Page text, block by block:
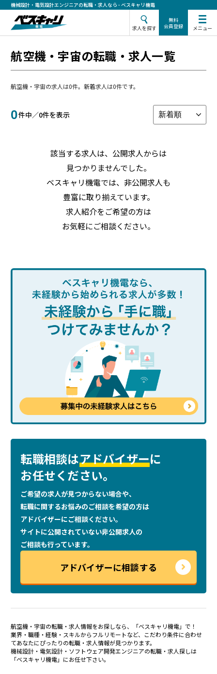
機械設計・電気設計エンジニアの転職・求人なら - ベスキャリ機電
求人を探す
無料
会員登録
メニュー
航空機・宇宙の転職・求人一覧
航空機・宇宙の求人は0件。新着求人は0件です。
0件中／0件を表示
該当する求人は、公開求人からは
見つかりませんでした。
ベスキャリ機電では、非公開求人も
豊富に取り揃えています。
求人紹介をご希望の方は
お気軽にご相談ください。
転職相談はアドバイザーに
お任せください。
ご希望の求人が見つからない場合や、
転職に関するお悩みのご相談を希望の方は
アドバイザーにご相談ください。
サイトに公開されていない非公開求人の
ご相談も行っています。
アドバイザーに相談する
航空機・宇宙の転職・求人情報をお探しなら、「ベスキャリ機電」で！
業界・職種・経験・スキルからフルリモートなど、こだわり条件に合わせ
てあなたにぴったりの転職・求人情報が見つかります。
機械設計・電気設計・ソフトウェア開発エンジニアの転職・求人探しは
「ベスキャリ機電」にお任せ下さい。